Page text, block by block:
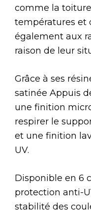
comme la
températures et
également aux
raison de leur
Grâce à ses
satinée Appuis
une finition
respirer le
et une finition
UV.
Disponible en 6
protection anti-
stabilité des